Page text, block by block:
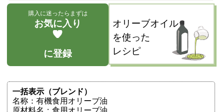
購入に迷ったらまずは
お気に入り
に登録
オリーブオイル
を使った
レシピ
一括表示（ブレンド）
名称：有機食用オリーブ油